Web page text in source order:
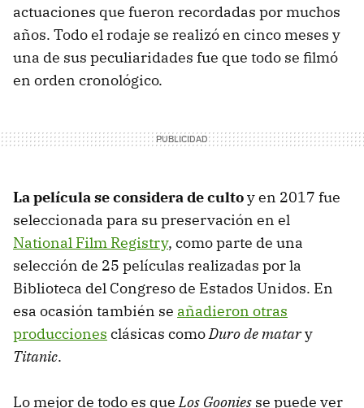
actuaciones que fueron recordadas por muchos
años. Todo el rodaje se realizó en cinco meses y
una de sus peculiaridades fue que todo se filmó
en orden cronológico.
La película se considera de cultoy en 2017 fue
seleccionada para su preservación en el
National Film Registry, como parte de una
selección de 25 películas realizadas por la
Biblioteca del Congreso de Estados Unidos. En
esa ocasión también se añadieron otras
producciones clásicas comoDuro de matary
Titanic.
Lo mejor de todo es queLos Goonies se puede ver